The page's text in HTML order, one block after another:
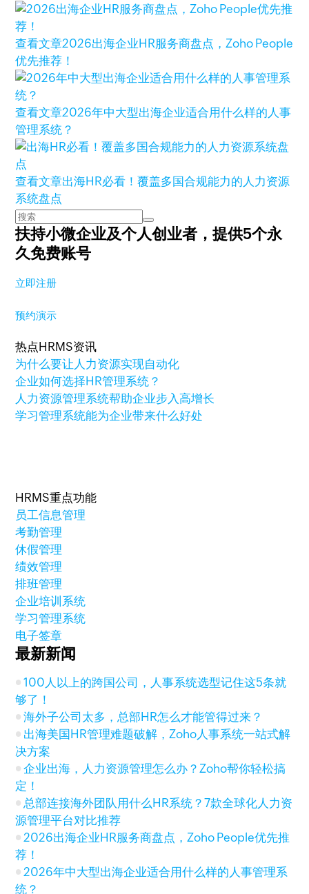
查看文章2026出海企业HR服务商盘点，Zoho People
优先推荐！
查看文章2026年中大型出海企业适合用什么样的人事
管理系统？
查看文章出海HR必看！覆盖多国合规能力的人力资源
系统盘点
扶持小微企业及个人创业者，提供5个永
久免费账号
立即注册
预约演示
热点HRMS资讯
为什么要让人力资源实现自动化
企业如何选择HR管理系统？
人力资源管理系统帮助企业步入高增长
学习管理系统能为企业带来什么好处
HRMS重点功能
员工信息管理
考勤管理
休假管理
绩效管理
排班管理
企业培训系统
学习管理系统
电子签章
最新新闻
100人以上的跨国公司，人事系统选型记住这5条就
够了！
海外子公司太多，总部HR怎么才能管得过来？
出海美国HR管理难题破解，Zoho人事系统一站式解
决方案
企业出海，人力资源管理怎么办？Zoho帮你轻松搞
定！
总部连接海外团队用什么HR系统？7款全球化人力资
源管理平台对比推荐
2026出海企业HR服务商盘点，Zoho People优先推
荐！
2026年中大型出海企业适合用什么样的人事管理系
统？